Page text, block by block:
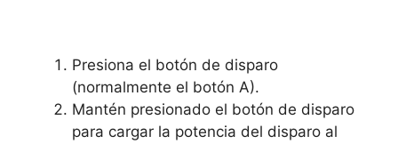
Presiona el botón de disparo
(normalmente el botón A).
Mantén presionado el botón de disparo
para cargar la potencia del disparo al